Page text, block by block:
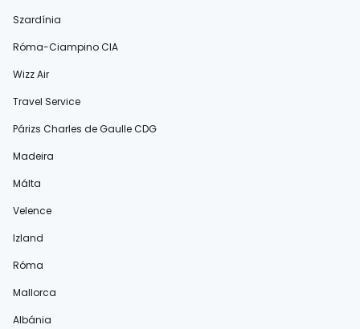
Szardínia
Róma-Ciampino CIA
Wizz Air
Travel Service
Párizs Charles de Gaulle CDG
Madeira
Málta
Velence
Izland
Róma
Mallorca
Albánia